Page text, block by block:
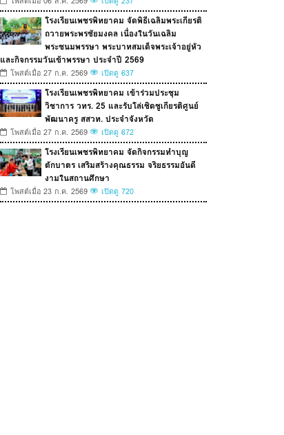
โรงเรียนเพชรพิทยาคม จัดพิธีเฉลิมพระเกียรติ
ถวายพระพรชัยมงคล เนื่องในวันเฉลิม
พระชนมพรรษา พระบาทสมเด็จพระเจ้าอยู่หัว
และกิจกรรมวันเข้าพรรษา ประจำปี 2569
โพสต์เมื่อ 27 ก.ค. 2569 เปิดดู 637
โรงเรียนเพชรพิทยาคม เข้าร่วมประชุม
วิชาการ วทร. 25 และรับโล่เชิดชูเกียรติศูนย์
พัฒนาครู สสวท. ประจำจังหวัด
โพสต์เมื่อ 27 ก.ค. 2569 เปิดดู 672
โรงเรียนเพชรพิทยาคม จัดกิจกรรมทำบุญ
ตักบาตร เสริมสร้างคุณธรรม จริยธรรมอันดี
งามในสถานศึกษา
โพสต์เมื่อ 23 ก.ค. 2569 เปิดดู 720